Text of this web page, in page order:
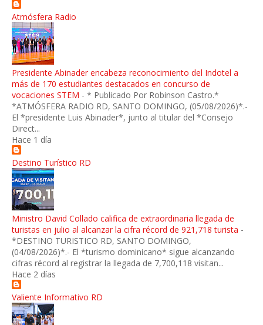
Atmósfera Radio
Presidente Abinader encabeza reconocimiento del Indotel a
más de 170 estudiantes destacados en concurso de
vocaciones STEM - * Publicado Por Robinson Castro.*
*ATMÓSFERA RADIO RD, SANTO DOMINGO, (05/08/2026)*.-
El *presidente Luis Abinader*, junto al titular del *Consejo
Direct...
Hace 1 día
Destino Turístico RD
Ministro David Collado califica de extraordinaria llegada de
turistas en julio al alcanzar la cifra récord de 921,718 turista -
*DESTINO TURISTICO RD, SANTO DOMINGO,
(04/08/2026)*.- El *turismo dominicano* sigue alcanzando
cifras récord al registrar la llegada de 7,700,118 visitan...
Hace 2 días
Valiente Informativo RD